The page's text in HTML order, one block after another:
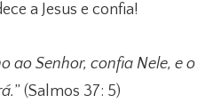
a Jesus e confia!
ao Senhor, confia Nele, e o
” (Salmos 37: 5)